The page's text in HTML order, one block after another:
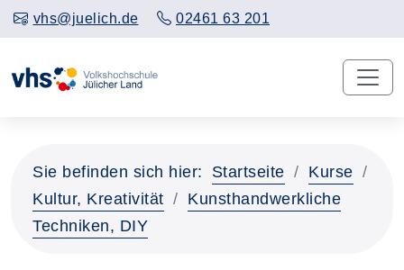
vhs@juelich.de 02461 63 201
Sie befinden sich hier: Startseite
Kurse
Kultur, Kreativität
Kunsthandwerkliche
Techniken, DIY